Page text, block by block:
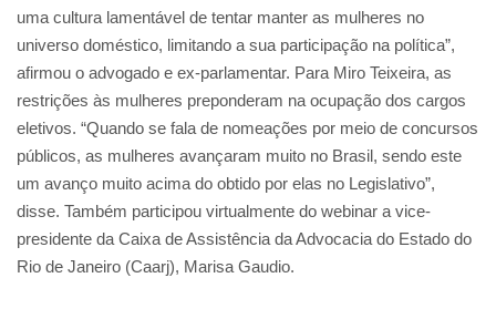
uma cultura lamentável de tentar manter as mulheres no
universo doméstico, limitando a sua participação na política”,
afirmou o advogado e ex-parlamentar. Para Miro Teixeira, as
restrições às mulheres preponderam na ocupação dos cargos
eletivos. “Quando se fala de nomeações por meio de concursos
públicos, as mulheres avançaram muito no Brasil, sendo este
um avanço muito acima do obtido por elas no Legislativo”,
disse. Também participou virtualmente do webinar a vice-
presidente da Caixa de Assistência da Advocacia do Estado do
Rio de Janeiro (Caarj), Marisa Gaudio.